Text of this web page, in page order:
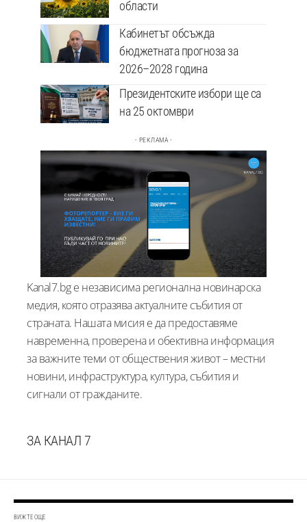
области
Кабинетът обсъжда
бюджетната прогноза за
2026–2028 година
Президентските избори ще са
на 25 октомври
- РЕКЛАМА -
Kanal7.bg е независима регионална новинарска
медия, която отразява актуалните събития от
страната. Нашата мисия е да предоставяме
навременна, проверена и обективна информация
за важните теми от обществения живот – местни
новини, инфраструктура, култура, събития и
сигнали от гражданите.
ЗА КАНАЛ 7
ВИЖТЕ ОЩЕ